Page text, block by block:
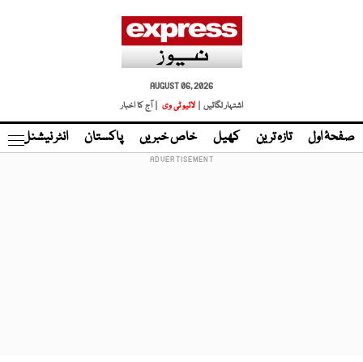
AUGUST 06, 2026
اشتہار لگائیں |
لائیو ٹی وی | آج کا اخبار
صفحۂ اول تازہ ترین کھیل خاص خبریں پاکستان انٹر نیشنل